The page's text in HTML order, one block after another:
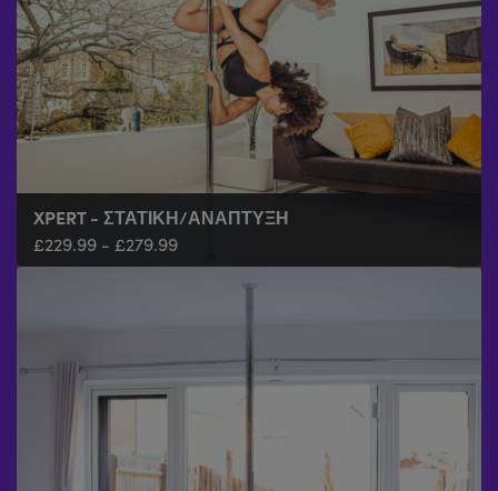
XPERT - ΣΤΑΤΙΚΉ/ΑΝΆΠΤΥΞΗ
£229.99 - £279.99